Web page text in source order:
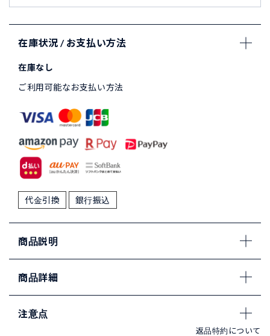
在庫状況 / お支払い方法
在庫なし
ご利用可能なお支払い方法
代金引換 銀行振込
商品説明
商品詳細
注意点
返品特約について